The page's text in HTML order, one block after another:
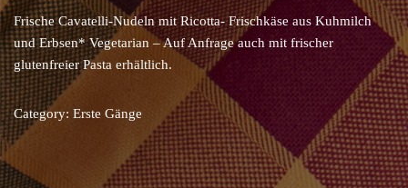
Frische Cavatelli-Nudeln mit Ricotta- Frischkäse aus Kuhmilch
und Erbsen* Vegetarian – Auf Anfrage auch mit frischer
glutenfreier Pasta erhältlich.
Category: Erste Gänge